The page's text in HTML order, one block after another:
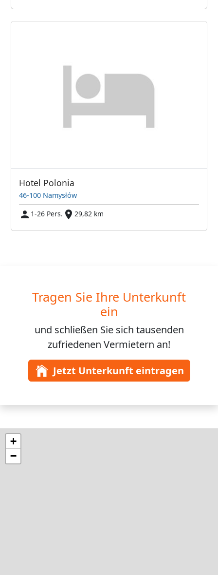
Hotel Polonia
46-100 Namysłów
1-26 Pers.
29,82 km
Tragen Sie Ihre Unterkunft
ein
und schließen Sie sich tausenden
zufriedenen Vermietern an!
Jetzt Unterkunft eintragen
+
−